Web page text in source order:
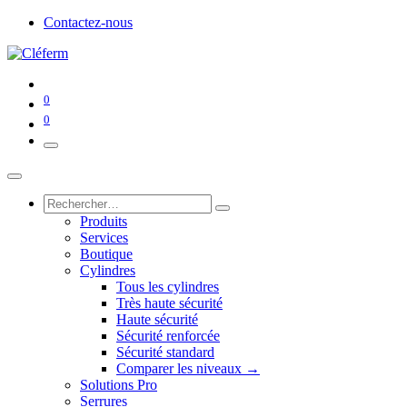
Contactez-nous
0
0
Produits
Services
Boutique
Cylindres
Tous les cylindres
Très haute sécurité
Haute sécurité
Sécurité renforcée
Sécurité standard
Comparer les niveaux →
Solutions Pro
Serrures